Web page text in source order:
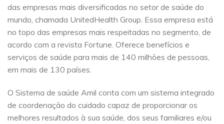
das empresas mais diversificadas no setor de saúde do
mundo, chamada UnitedHealth Group. Essa empresa está
no topo das empresas mais respeitadas no segmento, de
acordo com a revista Fortune. Oferece benefícios e
serviços de saúde para mais de 140 milhões de pessoas,
em mais de 130 países.
O Sistema de saúde Amil conta com um sistema integrado
de coordenação do cuidado capaz de proporcionar os
melhores resultados à sua saúde, dos seus familiares e/ou